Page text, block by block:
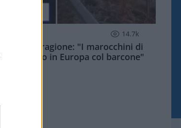
14.7k
aveva ragione: "I marocchini di
sbarcano in Europa col barcone"